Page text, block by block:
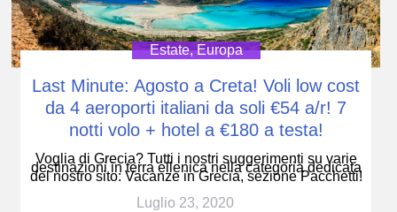
Estate,Europa
Last Minute: Agosto a Creta! Voli low cost
da 4 aeroporti italiani da soli €54 a/r! 7
notti volo + hotel a €180 a testa!
Voglia di Grecia? Tutti i nostri suggerimenti su varie
destinazioni in terra ellenica nella categoria dedicata
del nostro sito: Vacanze in Grecia, sezione Pacchetti!
Luglio 23, 2020